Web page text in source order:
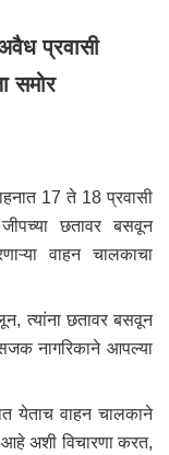
प्रवासी
समोर
17 ते 18 प्रवासी
जीपच्या छतावर बसवून
वाहन चालकाचा
त्यांना छतावर बसवून
नागरिकाने आपल्या
येताच वाहन चालकाने
अशी विचारणा करत,